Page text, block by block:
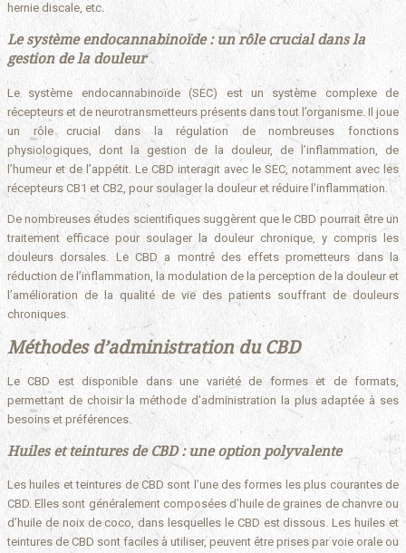
hernie discale, etc.
Le système endocannabinoïde : un rôle crucial dans la
gestion de la douleur
Le système endocannabinoïde (SEC) est un système complexe de
récepteurs et de neurotransmetteurs présents dans tout l’organisme. Il joue
un rôle crucial dans la régulation de nombreuses fonctions
physiologiques, dont la gestion de la douleur, de l’inflammation, de
l’humeur et de l’appétit. Le CBD interagit avec le SEC, notamment avec les
récepteurs CB1 et CB2, pour soulager la douleur et réduire l’inflammation.
De nombreuses études scientifiques suggèrent que le CBD pourrait être un
traitement efficace pour soulager la douleur chronique, y compris les
douleurs dorsales. Le CBD a montré des effets prometteurs dans la
réduction de l’inflammation, la modulation de la perception de la douleur et
l’amélioration de la qualité de vie des patients souffrant de douleurs
chroniques.
Méthodes d’administration du CBD
Le CBD est disponible dans une variété de formes et de formats,
permettant de choisir la méthode d’administration la plus adaptée à ses
besoins et préférences.
Huiles et teintures de CBD : une option polyvalente
Les huiles et teintures de CBD sont l’une des formes les plus courantes de
CBD. Elles sont généralement composées d’huile de graines de chanvre ou
d’huile de noix de coco, dans lesquelles le CBD est dissous. Les huiles et
teintures de CBD sont faciles à utiliser, peuvent être prises par voie orale ou